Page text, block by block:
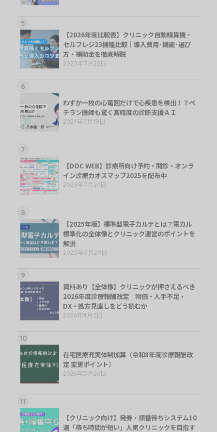
5
【2026年度比較表】クリニック自動精算機・
セルフレジ23機種比較｜導入費用･機能･選び
方・補助金を徹底解説
2025年7月22日
6
わずか一枚の心電図だけで心疾患を検出！？ベ
テラン医師も驚く高精度の診断支援ＡＩ
2024年7月19日
7
【DOC WEB】診療所向け予約・問診・オンラ
イン診療カオスマップ2025を配布中
2025年7月24日
8
【2025年版】標準型電子カルテとは？電カル
標準化の全体像とクリニック運営のポイントを
解説
2025年5月29日
9
資料あり【全体像】クリニックが押さえるべき
2026年度診療報酬改定｜物価・人手不足・
DX・処方見直しをどう読むか
2026年4月2日
10
在宅医療充実体制加算（令和8年度診療報酬改
定 変更ポイント）
2026年5月26日
11
【クリニック向け】発券・順番待ちシステム10
選「待ち時間が短い」人気クリニックを目指す